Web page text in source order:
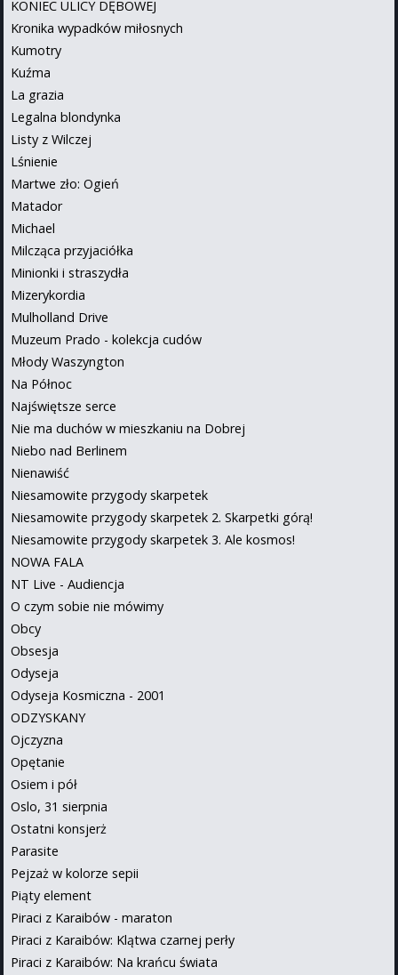
KONIEC ULICY DĘBOWEJ
Kronika wypadków miłosnych
Kumotry
Kuźma
La grazia
Legalna blondynka
Listy z Wilczej
Lśnienie
Martwe zło: Ogień
Matador
Michael
Milcząca przyjaciółka
Minionki i straszydła
Mizerykordia
Mulholland Drive
Muzeum Prado - kolekcja cudów
Młody Waszyngton
Na Północ
Najświętsze serce
Nie ma duchów w mieszkaniu na Dobrej
Niebo nad Berlinem
Nienawiść
Niesamowite przygody skarpetek
Niesamowite przygody skarpetek 2. Skarpetki górą!
Niesamowite przygody skarpetek 3. Ale kosmos!
NOWA FALA
NT Live - Audiencja
O czym sobie nie mówimy
Obcy
Obsesja
Odyseja
Odyseja Kosmiczna - 2001
ODZYSKANY
Ojczyzna
Opętanie
Osiem i pół
Oslo, 31 sierpnia
Ostatni konsjerż
Parasite
Pejzaż w kolorze sepii
Piąty element
Piraci z Karaibów - maraton
Piraci z Karaibów: Klątwa czarnej perły
Piraci z Karaibów: Na krańcu świata